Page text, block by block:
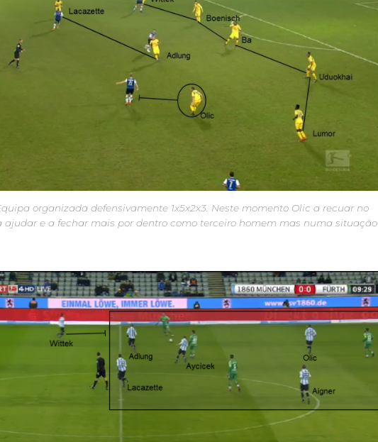
organizada defensivamente 1x5x2x3. Neste momento Olic a recuar no
ajudar e a fechar mais por dentro como terceiro homem mas numa situação